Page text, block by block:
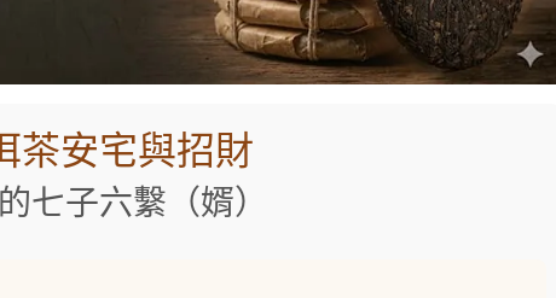
茶安宅與招財
七子六繫（婿）